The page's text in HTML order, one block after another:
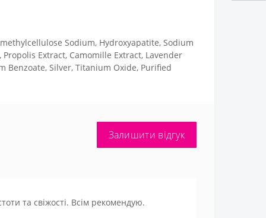
Sodium, Hydroxyapatite, Sodium
Extract, Camomille Extract, Lavender
Benzoate, Silver, Titanium Oxide, Purified
Залишити відгук
та свіжості. Всім рекомендую.